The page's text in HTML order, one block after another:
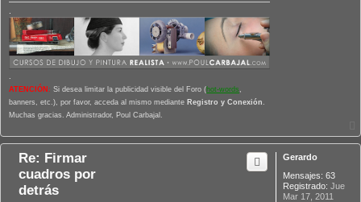
ATENCIÓN : Si desea limitar la publicidad visible del Foro ( hot-words
banners, etc.), por favor, acceda al mismo mediante Registro y Conexión
Muchas gracias. Administrador, Poul Carbajal.
Gerardo
Mensajes: 63
Registrado: Jue
Mar 17, 2011
Re: Firmar
cuadros por
detrás